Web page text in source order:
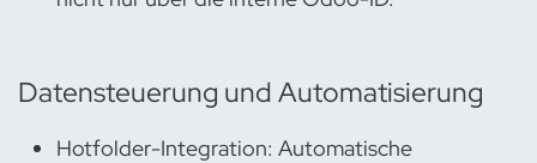
Datensteuerung und Automatisierung
Hotfolder-Integration: Automatische